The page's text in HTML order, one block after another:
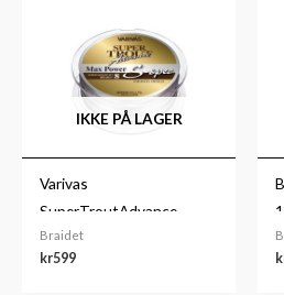
IKKE PÅ LAGER
Varivas
SuperTroutAdvance
200m
Braidet
kr599